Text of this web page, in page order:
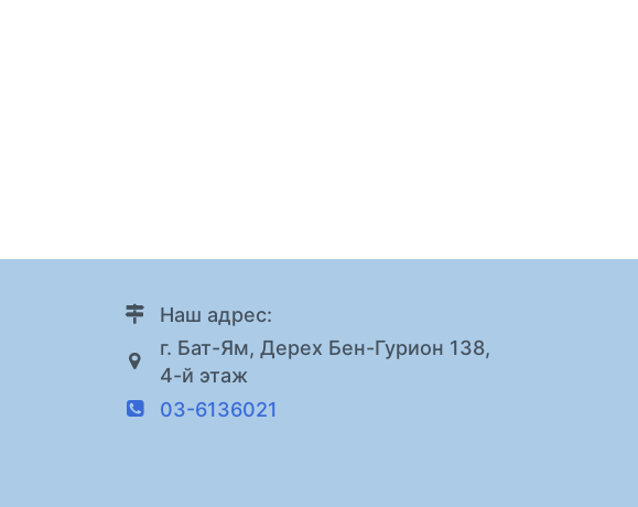
Наш адрес:
г. Бат-Ям, Дерех Бен-Гурион 138,
4-й этаж
03-6136021